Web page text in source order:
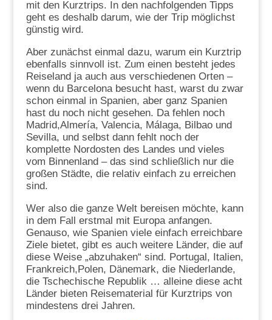
mit den Kurztrips. In den nachfolgenden Tipps
geht es deshalb darum, wie der Trip möglichst
günstig wird.
Aber zunächst einmal dazu, warum ein Kurztrip
ebenfalls sinnvoll ist. Zum einen besteht jedes
Reiseland ja auch aus verschiedenen Orten –
wenn du Barcelona besucht hast, warst du zwar
schon einmal in Spanien, aber ganz Spanien
hast du noch nicht gesehen. Da fehlen noch
Madrid,Almería, Valencia, Málaga, Bilbao und
Sevilla, und selbst dann fehlt noch der
komplette Nordosten des Landes und vieles
vom Binnenland – das sind schließlich nur die
großen Städte, die relativ einfach zu erreichen
sind.
Wer also die ganze Welt bereisen möchte, kann
in dem Fall erstmal mit Europa anfangen.
Genauso, wie Spanien viele einfach erreichbare
Ziele bietet, gibt es auch weitere Länder, die auf
diese Weise „abzuhaken“ sind. Portugal, Italien,
Frankreich,Polen, Dänemark, die Niederlande,
die Tschechische Republik … alleine diese acht
Länder bieten Reisematerial für Kurztrips von
mindestens drei Jahren.